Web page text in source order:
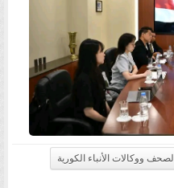
ووكالات الأنباء الكورية